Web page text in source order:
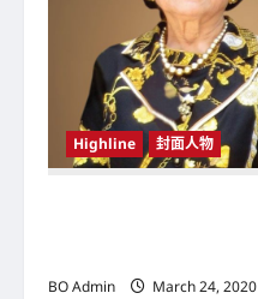
o
Highline 封面人物
BO Admin
March 24, 2020